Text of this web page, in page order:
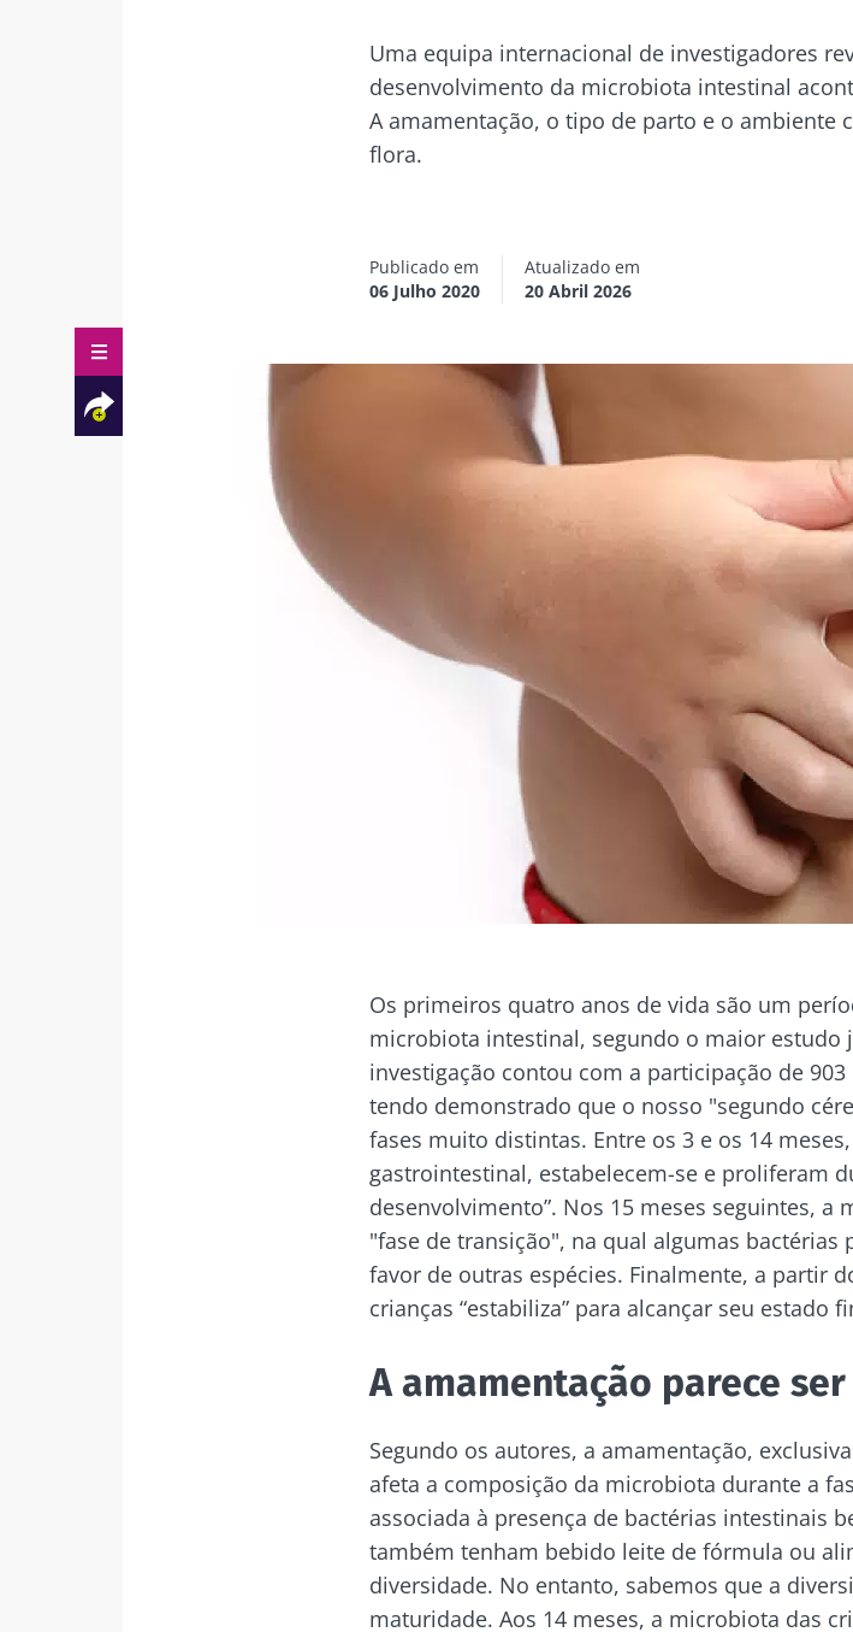
Uma equipa internacional de investigadores
desenvolvimento da microbiota intestinal
A amamentação, o tipo de parto e o ambiente
flora.
TwitterMail
Publicado em
06 Julho 2020
Atualizado em
20 Abril 2026
Os primeiros quatro anos de vida são um
microbiota intestinal, segundo o maior estudo
investigação contou com a participação de
tendo demonstrado que o nosso "segundo
fases muito distintas. Entre os 3 e os 14
gastrointestinal, estabelecem-se e proliferam
desenvolvimento”. Nos 15 meses seguintes,
"fase de transição", na qual algumas bactérias
favor de outras espécies. Finalmente, a partir
crianças “estabiliza” para alcançar seu estado
A amamentação parece
Segundo os autores, a amamentação,
afeta a composição da microbiota durante a
associada à presença de bactérias intestinais
também tenham bebido leite de fórmula ou
diversidade. No entanto, sabemos que a
maturidade. Aos 14 meses, a microbiota das
Fique connosco!
Junte-se à comunidade da microbiota e
para se manter atualizado com as últimas